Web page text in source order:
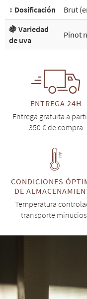
↕️ Dosificación
Brut
🍇 Variedad
de uva
Pinot
ENTREGA 24H
Entrega gratuita a
350 € de compra
CONDICIONES
DE
Temperatura
transporte